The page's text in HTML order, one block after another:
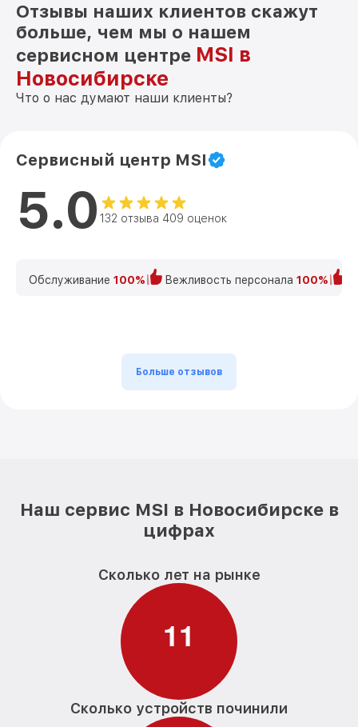
Отзывы наших клиентов скажут
больше, чем мы о нашем
сервисном центре MSI в
Новосибирске
Что о нас думают наши клиенты?
Сервисный центр MSI
5.0 132 отзыва 409 оценок
Обслуживание 100% Вежливость персонала 100%
Больше отзывов
Наш сервис MSI в Новосибирске в
цифрах
Сколько лет на рынке
11
Сколько устройств починили